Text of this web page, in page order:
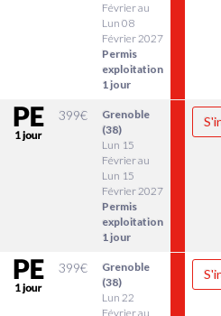
Février au
Lun 08
Février 2027
Permis
exploitation
1 jour
399€
Grenoble
(38)
Lun 15
Février au
Lun 15
Février 2027
Permis
exploitation
1 jour
399€
Grenoble
(38)
Lun 22
Février au